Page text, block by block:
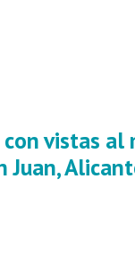
vistas al
Juan,